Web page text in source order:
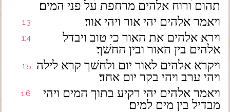
תהום ורוח אלהים מרחפת על פני המים׃
1:3 ויאמר אלהים יהי אור ויהי אור׃
1:4
וירא אלהים את האור כי טוב ויבדל
אלהים בין האור ובין החשׁך׃
1:5
ויקרא אלהים לאור יום ולחשׁך קרא לילה
ויהי ערב ויהי בקר יום אחד׃
1:6
ויאמר אלהים יהי רקיע בתוך המים ויהי
מבדיל בין מים למים׃